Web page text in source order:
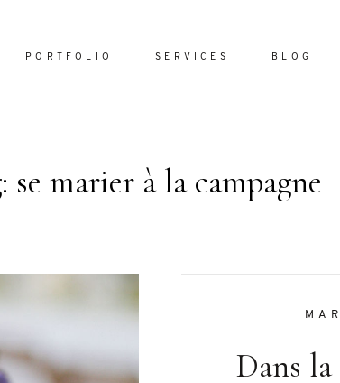
PORTFOLIO SERVICES BLOG
se marier à la campagne
Dans la
Home
Services
Blog
About